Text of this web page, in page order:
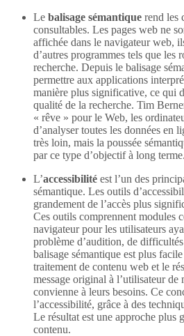
Le balisage sémantique rend les
consultables. Les pages web ne
affichée dans le navigateur web,
d’autres programmes tels que les
recherche. Depuis le balisage
permettre aux applications
manière plus significative, ce qui
qualité de la recherche. Tim
« rêve » pour le Web, les
d’analyser toutes les données en
très loin, mais la poussée
par ce type d’objectif à long terme.
L’accessibilité est l’un des
sémantique. Les outils
grandement de l’accès plus
Ces outils comprennent modules
navigateur pour les utilisateurs
problème d’audition, de
balisage sémantique est plus
traitement de contenu web et le
message original à l’utilisateur de
convienne à leurs besoins. Ce
l’accessibilité, grâce à des
Le résultat est une approche plus
contenu.